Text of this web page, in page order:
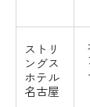
ストリ
ングス
ホテル
名古屋